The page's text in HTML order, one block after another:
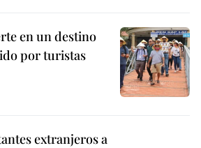
en un destino
por turistas
extranjeros a